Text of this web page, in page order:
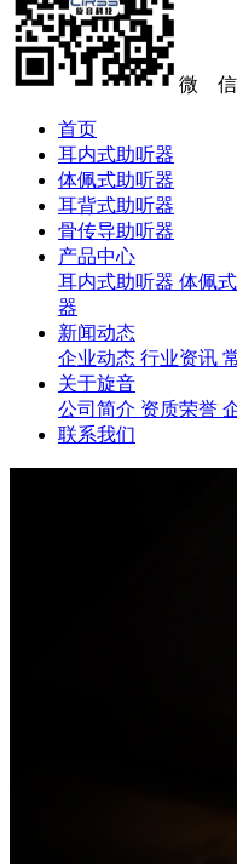
微 信
首页
耳内式助听器
体佩式助听器
耳背式助听器
骨传导助听器
产品中心
耳内式助听器 体佩
器
新闻动态
企业动态 行业资讯
关于旋音
公司简介 资质荣誉
联系我们